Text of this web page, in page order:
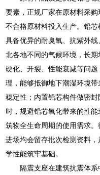
要素，正规厂家在原材料采
不合格原材料投入生产。铅
具备优异的耐臭氧、抗紫外
北各地不同的气候环境，长
硬化、开裂、性能衰减等问
理，能够抵御地下潮湿环境
稳定性；内置铅芯构件做密
时，规避铅芯氧化带来的性
筑物全生命周期的使用需求
进场均会留存批次检测资料
学性能筑牢基础。
隔震支座在建筑抗震体